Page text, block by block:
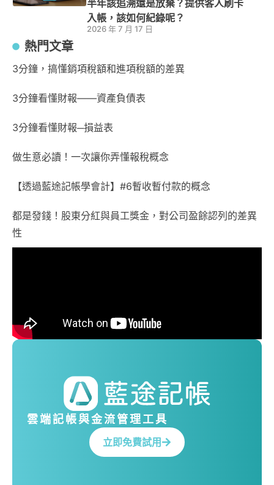
半年該追溯還是放棄？提供客人刷卡
入帳，該如何紀錄呢？
2026 年 7 月 17 日
熱門文章
3分鐘，搞懂銷項稅額和進項稅額的差異
3分鐘看懂財報——資產負債表
3分鐘看懂財報─損益表
做生意必讀！一次讓你弄懂報稅概念
【透過藍途記帳學會計】#6暫收暫付款的概念
都是發錢！股東分紅與員工獎金，對公司盈餘認列的差異
性
雲端記帳與金流管理工具
立即免費試用